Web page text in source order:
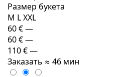
Размер букета
M LXXL
60 €—
60 €—
110 €—
Заказать ≈ 46 мин